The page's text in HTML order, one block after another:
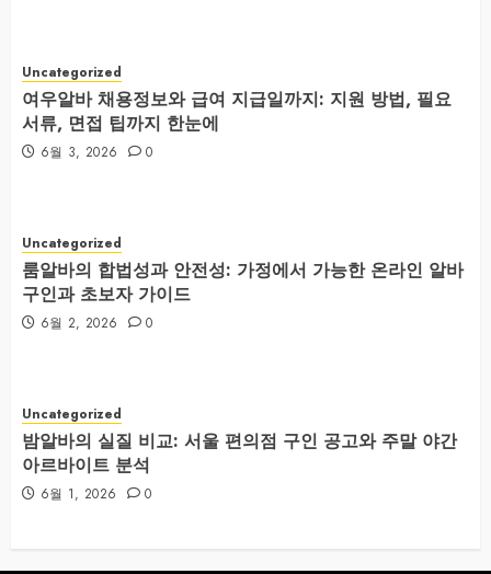
Uncategorized
여우알바 채용정보와 급여 지급일까지: 지원 방법, 필요
서류, 면접 팁까지 한눈에
6월 3, 2026 0
Uncategorized
룸알바의 합법성과 안전성: 가정에서 가능한 온라인 알바
구인과 초보자 가이드
6월 2, 2026 0
Uncategorized
밤알바의 실질 비교: 서울 편의점 구인 공고와 주말 야간
아르바이트 분석
6월 1, 2026 0